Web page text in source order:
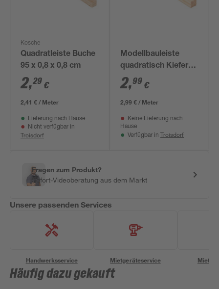
Kosche
Quadratleiste Buche
95 x 0,8 x 0,8 cm
2,29 €
2,41 € / Meter
Lieferung nach Hause
Nicht verfügbar in
Troisdorf
Modellbauleiste
quadratisch Kiefer
100 x 1,4 x 1,4 cm
2,99 €
2,99 € / Meter
Keine Lieferung nach
Hause
Verfügbar in Troisdorf
Fragen zum Produkt?
Sofort-Videoberatung aus dem Markt
Unsere passenden Services
Handwerksservice Mietgeräteservice
Häufig dazu gekauft